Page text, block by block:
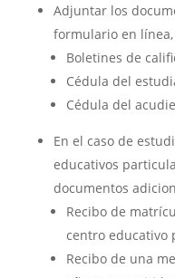
Adjuntar los
formulario en
Boletines de
Cédula del
Cédula del
En el caso de
educativos
documentos
Recibo de
centro educativo
Recibo de una